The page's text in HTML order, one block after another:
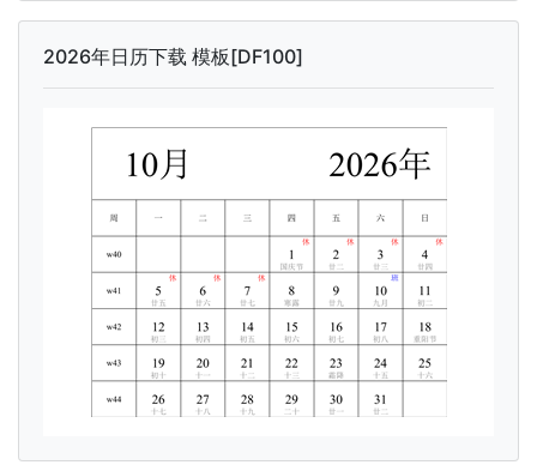
2026年日历下载 模板[DF100]